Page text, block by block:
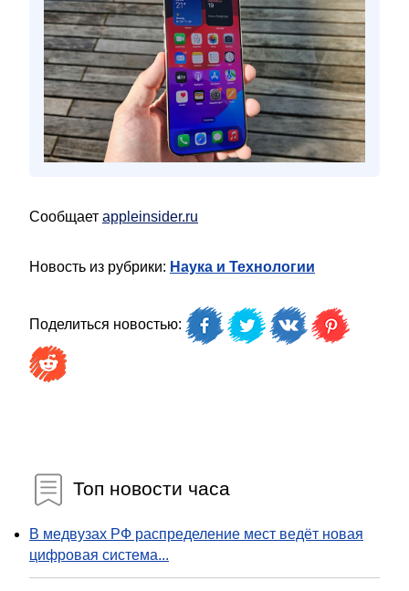
Сообщает appleinsider.ru
Новость из рубрики: Наука и Технологии
Поделиться новостью:
Топ новости часа
В медвузах РФ распределение мест ведёт новая
цифровая система...